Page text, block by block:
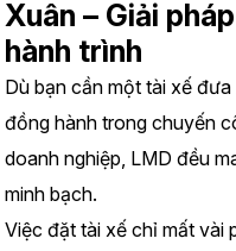
Xuân – Giải
hành trình
Dù bạn cần một tài xế
đồng hành trong chuyến
doanh nghiệp, LMD đều
minh bạch.
Việc đặt tài xế chỉ mất vài